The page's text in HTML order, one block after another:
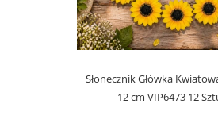
Słonecznik Główka
12 cm VIP6473 12